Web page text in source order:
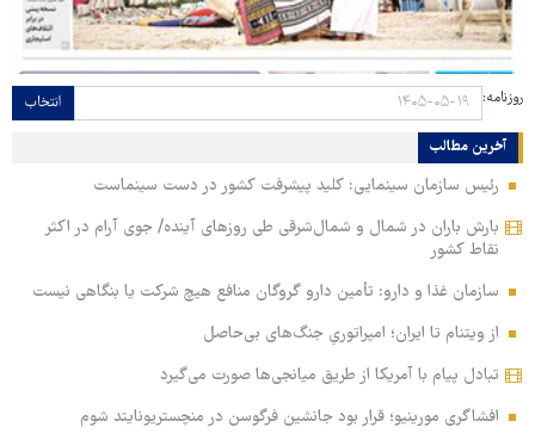
روزنامه: انتخاب
آخرین مطالب
رئیس سازمان سینمایی: کلید پیشرفت کشور در دست سینماست
بارش باران در شمال و شمال‌شرقی طی روزهای آینده/ جوی آرام در اکثر
نقاط کشور
سازمان غذا و دارو: تأمین دارو گروگان منافع هیچ شرکت یا بنگاهی نیست
از ویتنام تا ایران؛ امپراتوریِ جنگ‌های بی‌حاصل
تبادل پیام با آمریکا از طریق میانجی‌ها صورت می‌گیرد
افشاگری مورینیو؛ قرار بود جانشین فرگوسن در منچستریونایتد شوم